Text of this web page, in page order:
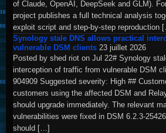
of Claude, OpenAI, DeepSeek and GLM).
project publishes a full technical analysis
exploit script and step-by-step reproduction
Synology stale DNS allows practical
vulnerable DSM clients 23 juillet 2026
Posted by shed riot on Jul 22# Synology
interception of traffic from vulnerable DSM
904909 Suggested severity: High ##
customers using the affected DSM and
should upgrade immediately. The relevant
vulnerabilities were fixed in DSM 6.2.3-
should […]